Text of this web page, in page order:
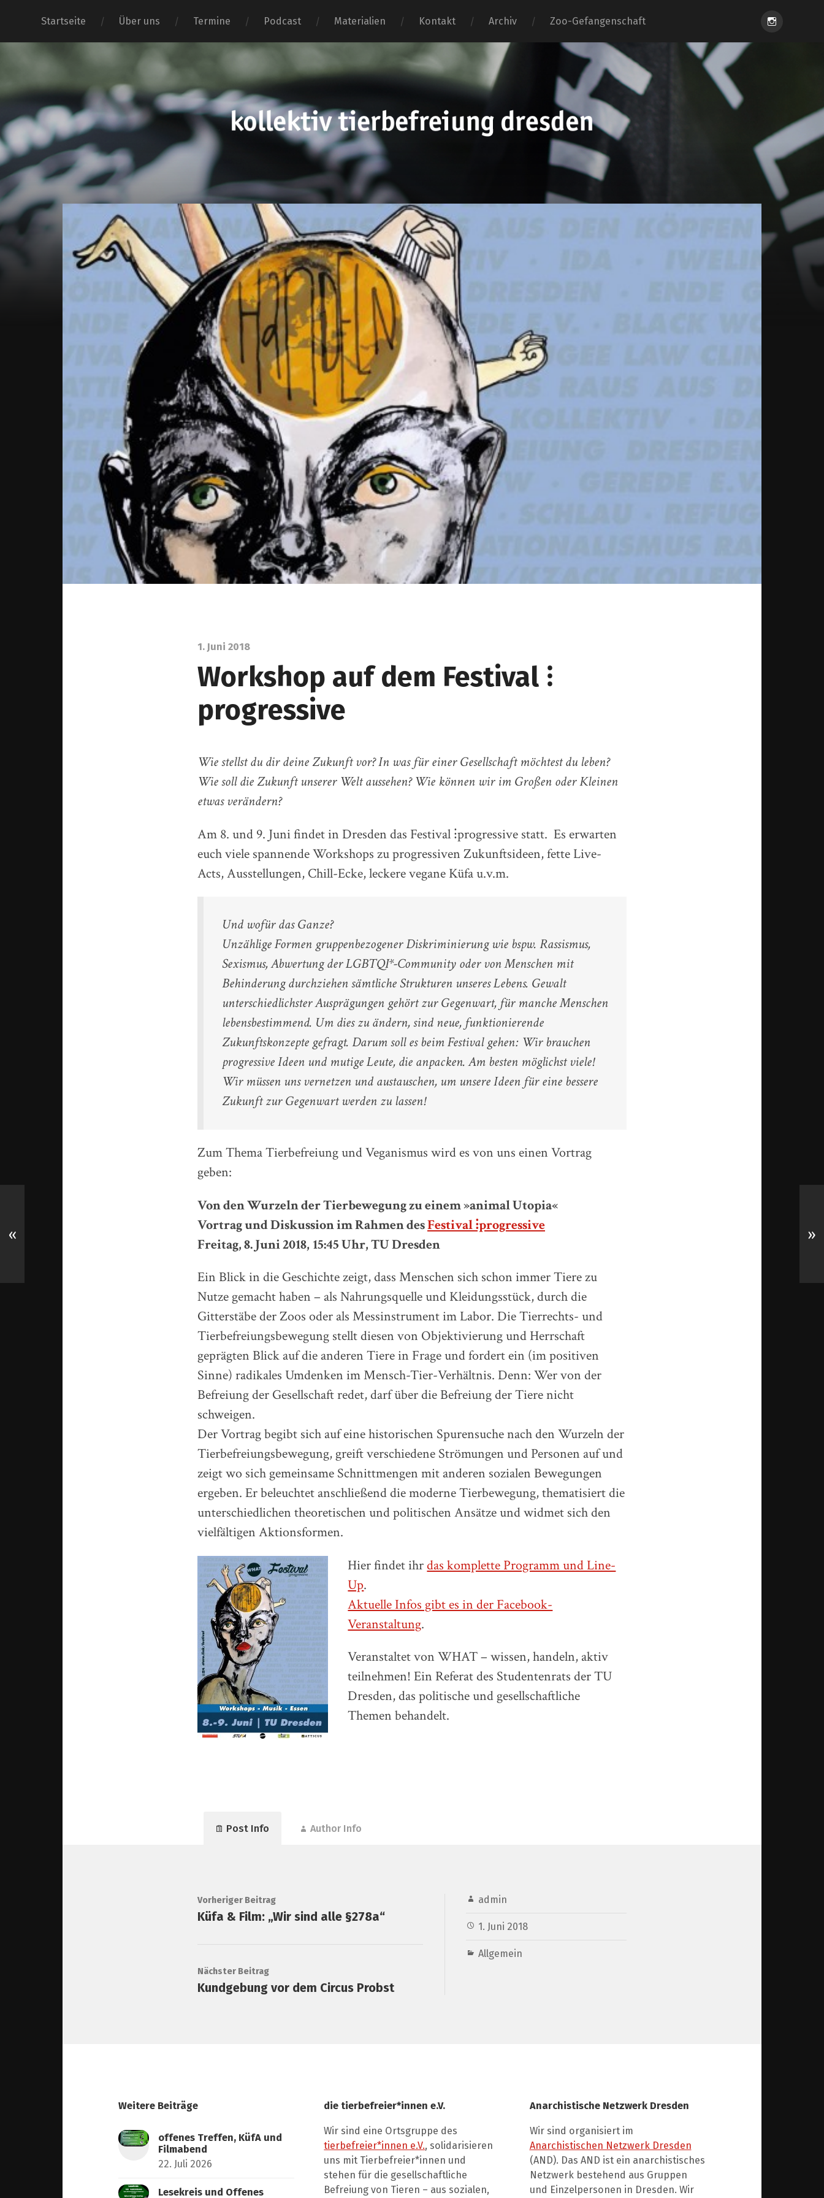
Startseite Über uns Termine Podcast Materialien Kontakt Archiv Zoo-Gefangenschaft Instagram
tierbefreiung
dresden
1. Juni 2018
Workshop auf dem Festival ⁝
progressive
Wie stellst du dir deine Zukunft vor? In was für einer Gesellschaft möchtest du leben?
Wie soll die Zukunft unserer Welt aussehen? Wie können wir im Großen oder Kleinen
etwas verändern?
Am 8. und 9. Juni findet in Dresden das Festival ⁝progressive statt. Es erwarten
euch viele spannende Workshops zu progressiven Zukunftsideen, fette Live-
Acts, Ausstellungen, Chill-Ecke, leckere vegane Küfa u.v.m.
Und wofür das Ganze?
Unzählige Formen gruppenbezogener Diskriminierung wie bspw. Rassismus,
Sexismus, Abwertung der LGBTQI*-Community oder von Menschen mit
Behinderung durchziehen sämtliche Strukturen unseres Lebens. Gewalt
unterschiedlichster Ausprägungen gehört zur Gegenwart, für manche Menschen
lebensbestimmend. Um dies zu ändern, sind neue, funktionierende
Zukunftskonzepte gefragt. Darum soll es beim Festival gehen: Wir brauchen
progressive Ideen und mutige Leute, die anpacken. Am besten möglichst viele!
Wir müssen uns vernetzen und austauschen, um unsere Ideen für eine bessere
Zukunft zur Gegenwart werden zu lassen!
Zum Thema Tierbefreiung und Veganismus wird es von uns einen Vortrag
geben:
Von den Wurzeln der Tierbewegung zu einem »animal Utopia«
Vortrag und Diskussion im Rahmen desFestival ⁝progressive
Freitag, 8. Juni 2018, 15:45 Uhr, TU Dresden
Ein Blick in die Geschichte zeigt, dass Menschen sich schon immer Tiere zu
Nutze gemacht haben – als Nahrungsquelle und Kleidungsstück, durch die
Gitterstäbe der Zoos oder als Messinstrument im Labor. Die Tierrechts- und
Tierbefreiungsbewegung stellt diesen von Objektivierung und Herrschaft
geprägten Blick auf die anderen Tiere in Frage und fordert ein (im positiven
Sinne) radikales Umdenken im Mensch-Tier-Verhältnis. Denn: Wer von der
Befreiung der Gesellschaft redet, darf über die Befreiung der Tiere nicht
schweigen.
Der Vortrag begibt sich auf eine historischen Spurensuche nach den Wurzeln der
Tierbefreiungsbewegung, greift verschiedene Strömungen und Personen auf und
zeigt wo sich gemeinsame Schnittmengen mit anderen sozialen Bewegungen
ergeben. Er beleuchtet anschließend die moderne Tierbewegung, thematisiert die
unterschiedlichen theoretischen und politischen Ansätze und widmet sich den
vielfältigen Aktionsformen.
Hier findet ihrdas komplette Programm und Line-
Up.
Aktuelle Infos gibt es in der Facebook-
Veranstaltung.
Veranstaltet von WHAT – wissen, handeln, aktiv
teilnehmen! Ein Referat des Studentenrats der TU
Dresden, das politische und gesellschaftliche
Themen behandelt.
Post Info Author Info
admin
1. Juni 2018
Allgemein
Vorheriger Beitrag
Küfa & Film: „Wir sind alle §278a“
Nächster Beitrag
Kundgebung vor dem Circus Probst
« »
Weitere Beiträge
offenes Treffen, KüfA und
Filmabend
22. Juli 2026
Lesekreis und Offenes
die tierbefreier*innen e.V.
Wir sind eine Ortsgruppe des
tierbefreier*innen e.V., solidarisieren
uns mit Tierbefreier*innen und
stehen für die gesellschaftliche
Befreiung von Tieren – aus sozialen,
Anarchistische Netzwerk Dresden
Wir sind organisiert im
Anarchistischen Netzwerk Dresden
(AND). Das AND ist ein anarchistisches
Netzwerk bestehend aus Gruppen
und Einzelpersonen in Dresden. Wir